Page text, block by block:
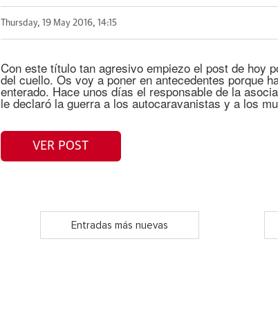
Thursday, 19 May 2016, 14:15
Con este título tan agresivo empiezo el post de hoy
del cuello. Os voy a poner en antecedentes porque
enterado. Hace unos días el responsable de la
le declaró la guerra a los autocaravanistas y a los
VER POST
Entradas más nuevas